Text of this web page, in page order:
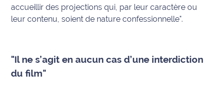
Recrutement
Conditions
générales
accueillir des projections qui, par leur caractère ou
leur contenu, soient de nature confessionnelle".
"Il ne s’agit en aucun cas d’une interdiction
du film"